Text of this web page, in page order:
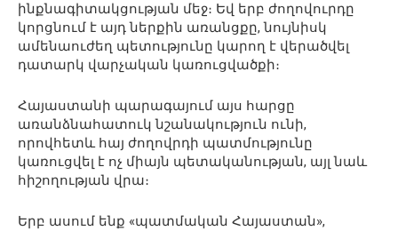
ինքնագիտակցության մեջ։ Եվ երբ ժողովուրդը
կորցնում է այդ ներքին առանցքը, նույնիսկ
ամենաուժեղ պետությունը կարող է վերածվել
դատարկ վարչական կառուցվածքի։
Հայաստանի պարագայում այս հարցը
առանձնահատուկ նշանակություն ունի,
որովհետև հայ ժողովրդի պատմությունը
կառուցվել է ոչ միայն պետականության, այլ նաև
հիշողության վրա։
Երբ ասում ենք «պատմական Հայաստան»,